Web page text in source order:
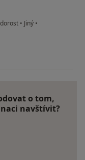
• Jiný •
o tom,
navštívit?